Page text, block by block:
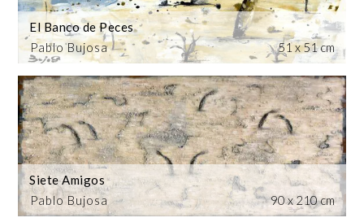
Pablo Bujosa
El Banco de Peces
51 x 51 cm
Pablo Bujosa
Siete Amigos
90 x 210 cm